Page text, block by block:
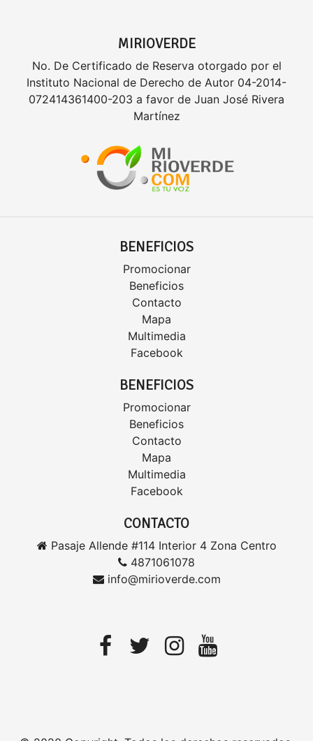
MIRIOVERDE
No. De Certificado de Reserva otorgado por el
Instituto Nacional de Derecho de Autor 04-2014-
072414361400-203 a favor de Juan José Rivera
Martínez
BENEFICIOS
Promocionar
Beneficios
Contacto
Mapa
Multimedia
Facebook
BENEFICIOS
Promocionar
Beneficios
Contacto
Mapa
Multimedia
Facebook
CONTACTO
Pasaje Allende #114 Interior 4 Zona Centro
4871061078
info@mirioverde.com